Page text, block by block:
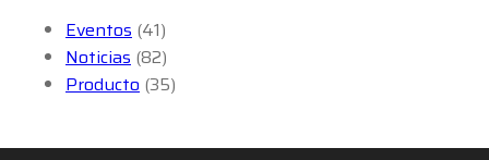
Eventos (41)
Noticias (82)
Producto (35)